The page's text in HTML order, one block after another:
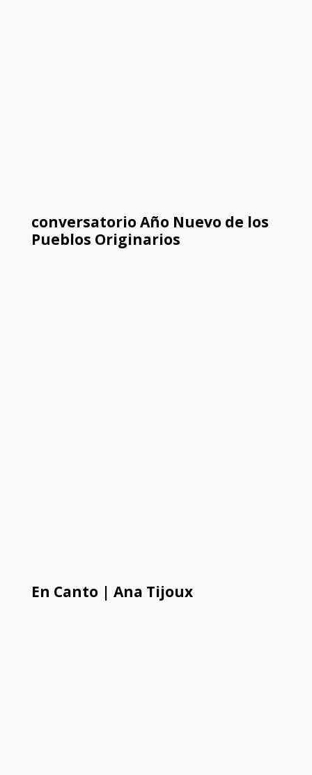
conversatorio Año Nuevo de los
Pueblos Originarios
En Canto | Ana Tijoux